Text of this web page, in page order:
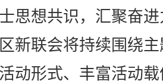
思想共识，汇聚奋
新联会将持续围绕
动形式、丰富活动